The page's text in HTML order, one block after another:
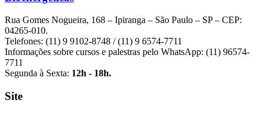
Rua Gomes Nogueira, 168 – Ipiranga – São Paulo – SP – CEP:
04265-010.
Telefones: (11) 9 9102-8748 / (11) 9 6574-7711
Informações sobre cursos e palestras pelo WhatsApp: (11) 96574-
7711
Segunda à Sexta: 12h - 18h.
Site